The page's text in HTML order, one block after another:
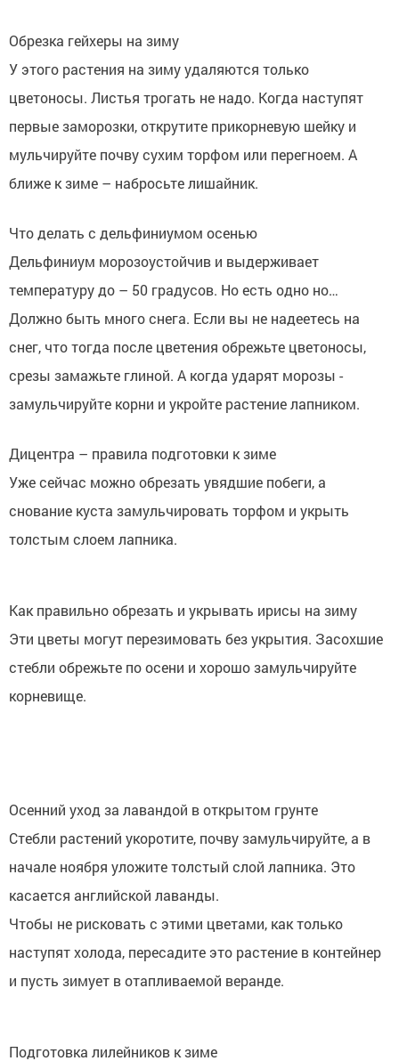
Обрезка гейхеры на зиму
У этого растения на зиму удаляются только
цветоносы. Листья трогать не надо. Когда наступят
первые заморозки, открутите прикорневую шейку и
мульчируйте почву сухим торфом или перегноем. А
ближе к зиме – набросьте лишайник.
Что делать с дельфиниумом осенью
Дельфиниум морозоустойчив и выдерживает
температуру до – 50 градусов. Но есть одно но…
Должно быть много снега. Если вы не надеетесь на
снег, что тогда после цветения обрежьте цветоносы,
срезы замажьте глиной. А когда ударят морозы -
замульчируйте корни и укройте растение лапником.
Дицентра – правила подготовки к зиме
Уже сейчас можно обрезать увядшие побеги, а
снование куста замульчировать торфом и укрыть
толстым слоем лапника.
Как правильно обрезать и укрывать ирисы на зиму
Эти цветы могут перезимовать без укрытия. Засохшие
стебли обрежьте по осени и хорошо замульчируйте
корневище.
Осенний уход за лавандой в открытом грунте
Стебли растений укоротите, почву замульчируйте, а в
начале ноября уложите толстый слой лапника. Это
касается английской лаванды.
Чтобы не рисковать с этими цветами, как только
наступят холода, пересадите это растение в контейнер
и пусть зимует в отапливаемой веранде.
Подготовка лилейников к зиме